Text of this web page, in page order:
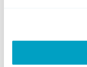
gerodeter
der Schweizer
dürfte», erklärt